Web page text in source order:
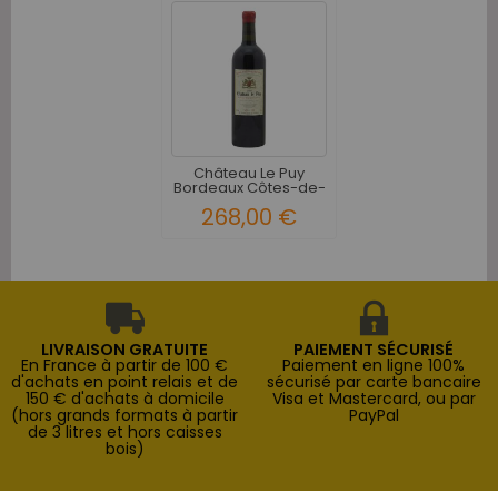
Château Le Puy
Bordeaux Côtes-de-
268,00 €
LIVRAISON GRATUITE
En France à partir de 100 €
d'achats en point relais et de
150 € d'achats à domicile
(hors grands formats à partir
de 3 litres et hors caisses
bois)
PAIEMENT SÉCURISÉ
Paiement en ligne 100%
sécurisé par carte bancaire
Visa et Mastercard, ou par
PayPal